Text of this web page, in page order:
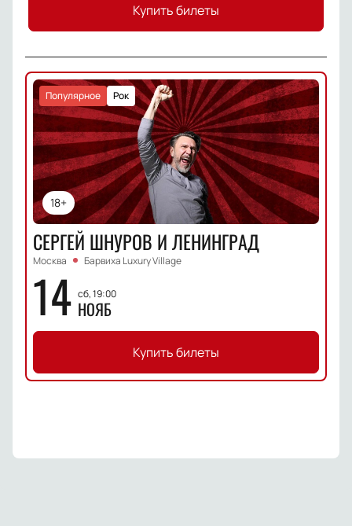
Купить билеты
18+
Рок
Популярное
СЕРГЕЙ ШНУРОВ И ЛЕНИНГРАД
Москва Барвиха Luxury Village
14 сб, 19:00
НОЯБ
Купить билеты